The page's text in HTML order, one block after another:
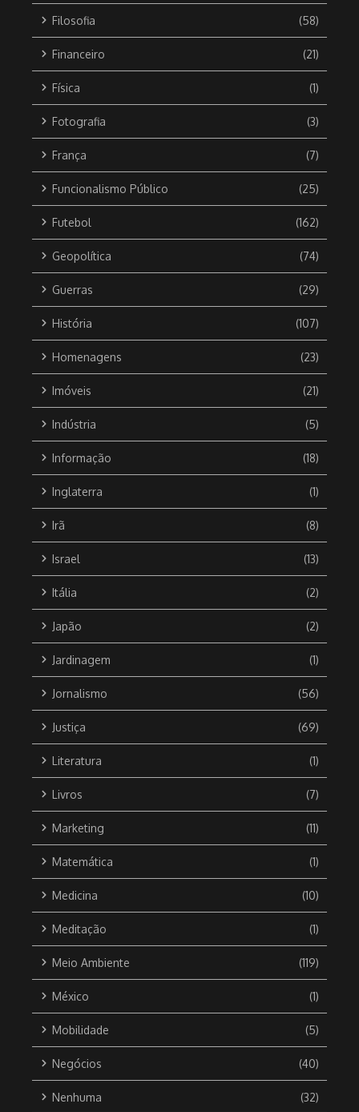
Filosofia (58)
Financeiro (21)
Física (1)
Fotografia (3)
França (7)
Funcionalismo Público (25)
Futebol (162)
Geopolítica (74)
Guerras (29)
História (107)
Homenagens (23)
Imóveis (21)
Indústria (5)
Informação (18)
Inglaterra (1)
Irã (8)
Israel (13)
Itália (2)
Japão (2)
Jardinagem (1)
Jornalismo (56)
Justiça (69)
Literatura (1)
Livros (7)
Marketing (11)
Matemática (1)
Medicina (10)
Meditação (1)
Meio Ambiente (119)
México (1)
Mobilidade (5)
Negócios (40)
Nenhuma (32)